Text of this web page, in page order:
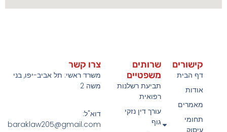
שרותים
משפטיים
תביעת רשלנות
רפואית
עורך דין נזקי
גוף
קישורים
דף הבית
אודות
מאמרים
תחומי
עיסוק
צרו קשר
משרד ראשי: תל אביב-יפו, בני
משה 2
דוא"ל:
baraklaw205@gmail.com